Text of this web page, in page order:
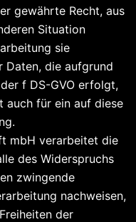
gewährte Recht, aus
Situation
sie
Daten, die aufgrund
f DS-GVO erfolgt,
auch für ein auf diese
mbH verarbeitet die
des Widerspruchs
zwingende
nachweisen,
der